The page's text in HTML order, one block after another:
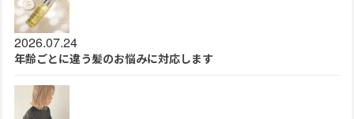
2026.07.24
年齢ごとに違う髪のお悩みに対応します